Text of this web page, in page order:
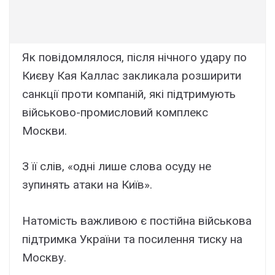
Як повідомлялося, після нічного удару по
Києву Кая Каллас закликала розширити
санкції проти компаній, які підтримують
військово-промисловий комплекс
Москви.
З її слів, «одні лише слова осуду не
зупинять атаки на Київ».
Натомість важливою є постійна військова
підтримка України та посилення тиску на
Москву.